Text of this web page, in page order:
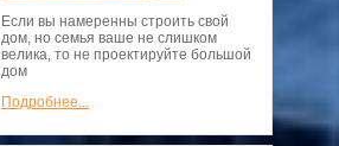
Если вы намеренны строить свой
дом, но семья ваше не слишком
велика, то не проектируйте большой
дом
Подробнее...